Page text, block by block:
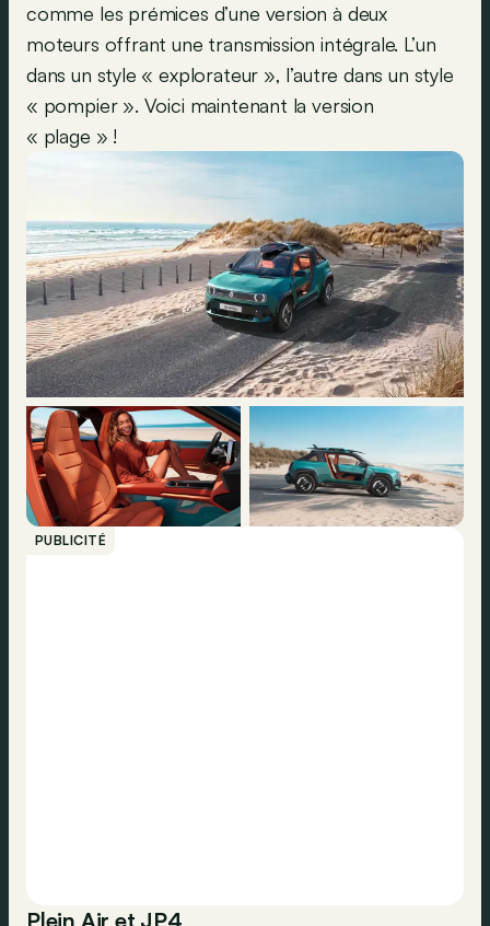
comme les prémices d’une version à deux
moteurs offrant une transmission intégrale. L’un
dans un style « explorateur », l’autre dans un style
« pompier ». Voici maintenant la version
« plage » !
PUBLICITÉ
Plein Air et JP4